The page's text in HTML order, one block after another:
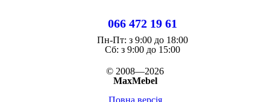
066 472 19 61
Пн-Пт: з 9:00 до 18:00
Cб: з 9:00 до 15:00
© 2008—2026
MaxMebel
Повна версія